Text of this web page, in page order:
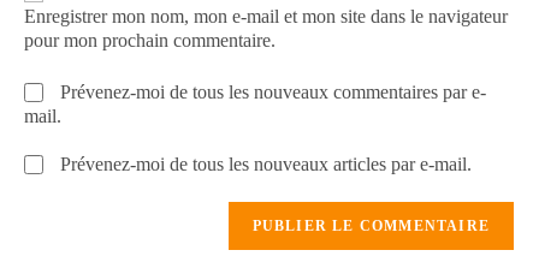
Enregistrer mon nom, mon e-mail et mon site dans le navigateur
pour mon prochain commentaire.
Prévenez-moi de tous les nouveaux commentaires par e-
mail.
Prévenez-moi de tous les nouveaux articles par e-mail.